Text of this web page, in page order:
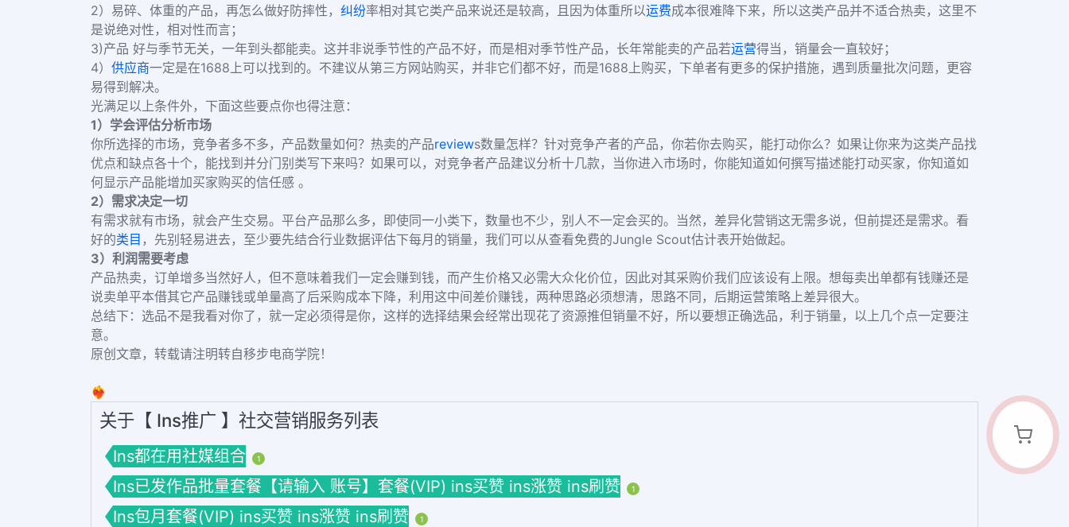
2）易碎、体重的产品，再怎么做好防摔性， 纠纷率相对其它类产品来说还是较高，且因为体重所以运费成本很难降下来，所以这类产品并不适合热卖，这里不
是说绝对性，相对性而言；
3)产品 好与季节无关，一年到头都能卖。这并非说季节性的产品不好，而是相对季节性产品，长年常能卖的产品若运营得当，销量会一直较好；
4） 供应商一定是在1688上可以找到的。不建议从第三方网站购买，并非它们都不好，而是1688上购买，下单者有更多的保护措施，遇到质量批次问题，更容
易得到解决。
光满足以上条件外，下面这些要点你也得注意：
1）学会评估分析市场
你所选择的市场，竞争者多不多，产品数量如何？热卖的产品reviews数量怎样？针对竞争产者的产品，你若你去购买，能打动你么？如果让你来为这类产品找
优点和缺点各十个，能找到并分门别类写下来吗？如果可以，对竞争者产品建议分析十几款，当你进入市场时，你能知道如何撰写描述能打动买家，你知道如
何显示产品能增加买家购买的信任感 。
2）需求决定一切
有需求就有市场，就会产生交易。平台产品那么多，即使同一小类下，数量也不少，别人不一定会买的。当然，差异化营销这无需多说，但前提还是需求。看
好的类目 ，先别轻易进去，至少要先结合行业数据评估下每月的销量，我们可以从查看免费的Jungle Scout估计表开始做起。
3）利润需要考虑
产品热卖，订单增多当然好人，但不意味着我们一定会赚到钱，而产生价格又必需大众化价位，因此对其采购价我们应该设有上限。想每卖出单都有钱赚还是
说卖单平本借其它产品赚钱或单量高了后采购成本下降，利用这中间差价赚钱，两种思路必须想清，思路不同，后期运营策略上差异很大。
总结下：选品不是我看对你了，就一定必须得是你，这样的选择结果会经常出现花了资源推但销量不好，所以要想正确选品，利于销量，以上几个点一定要注
意。
原创文章，转载请注明转自移步电商学院！
❤️‍🔥
关于【 Ins推广 】社交营销服务列表
Ins都在用社媒组合 1
Ins已发作品批量套餐【请输入 账号】套餐(VIP) ins买赞 ins涨赞 ins刷赞 1
Ins包月套餐(VIP) ins买赞 ins涨赞 ins刷赞 1